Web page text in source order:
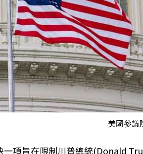
美國參議
一項旨在限制川普總統(Donald